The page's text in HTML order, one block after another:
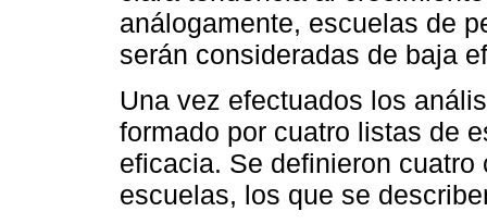
análogamente, escuelas de
serán consideradas de baja
Una vez efectuados los
formado por cuatro listas de
eficacia. Se definieron
escuelas, los que se